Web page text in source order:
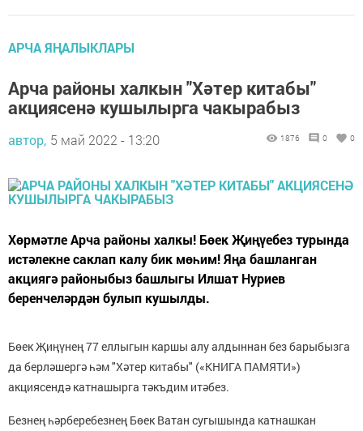
АРЧА ЯҢАЛЫКЛАРЫ
Арча районы халкын "Хәтер китабы"
акциясенә кушылырга чакырабыз
автор, 5 май 2022 - 13:20 1876 0 0
Хөрмәтле Арча районы халкы! Бөек Җиңүебез турында
истәлекне саклап калу бик мөһим! Яңа башланган
акциягә районыбыз башлыгы Илшат Нуриев
беренчеләрдән булып кушылды.
Бөек Җиңүнең 77 еллыгын каршы алу алдыннан без барыбызга
да берләшергә һәм "Хәтер китабы" («КНИГА ПАМЯТИ»)
акциясендә катнашырга тәкъдим итәбез.
Безнең һәрберебезнең Бөек Ватан сугышында катнашкан